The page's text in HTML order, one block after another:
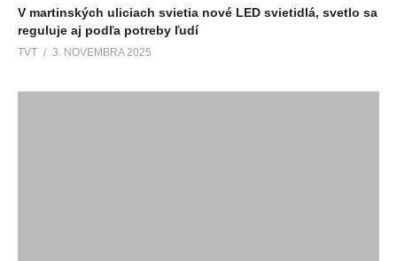
V martinských uliciach svietia nové LED svietidlá, svetlo sa
reguluje aj podľa potreby ľudí
TVT 3. NOVEMBRA 2025